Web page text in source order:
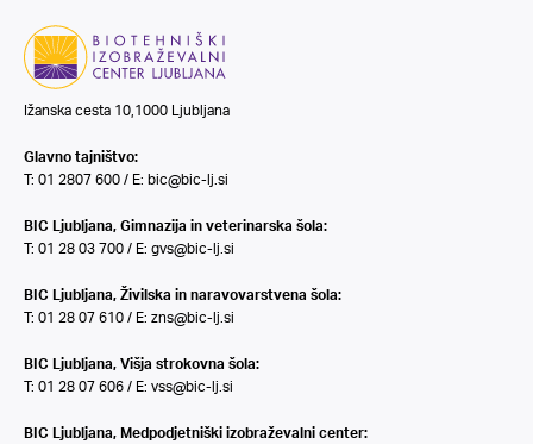
Ižanska cesta 10,1000 Ljubljana
Glavno tajništvo:
T: 01 2807 600 / E: bic@bic-lj.si
BIC Ljubljana, Gimnazija in veterinarska šola:
T: 01 28 03 700 / E: gvs@bic-lj.si
BIC Ljubljana, Živilska in naravovarstvena šola:
T: 01 28 07 610 / E: zns@bic-lj.si
BIC Ljubljana, Višja strokovna šola:
T: 01 28 07 606 / E: vss@bic-lj.si
BIC Ljubljana, Medpodjetniški izobraževalni center: